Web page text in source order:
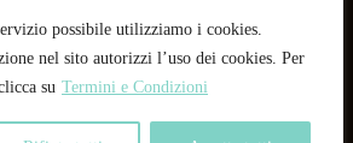
possibile utilizziamo i cookies.
nel sito autorizzi l’uso dei cookies. Per
su Termini e Condizioni